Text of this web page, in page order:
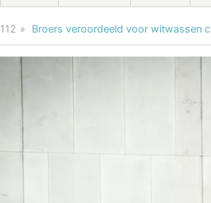
112 Broers veroordeeld voor witwassen